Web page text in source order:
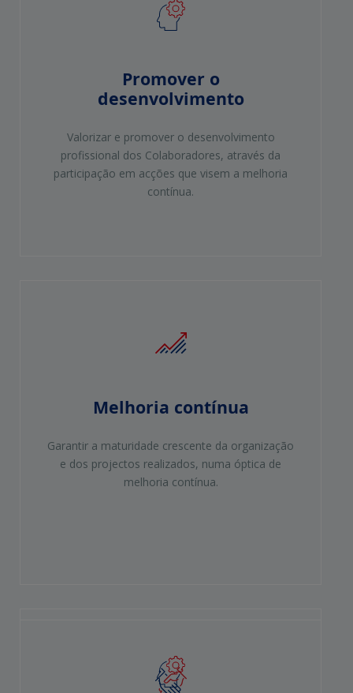
Promover o
desenvolvimento
Valorizar e promover o desenvolvimento
profissional dos Colaboradores, através da
participação em acções que visem a melhoria
contínua.
Melhoria contínua
Garantir a maturidade crescente da organização
e dos projectos realizados, numa óptica de
melhoria contínua.